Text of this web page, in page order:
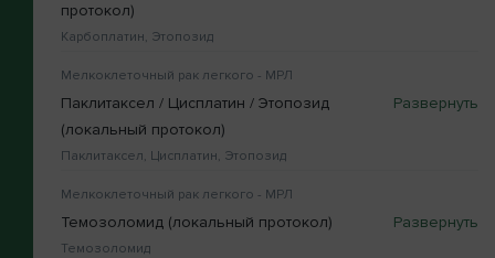
протокол)
Карбоплатин, Этопозид
Мелкоклеточный рак легкого - МРЛ
Паклитаксел / Цисплатин / Этопозид
(локальный протокол)
Паклитаксел, Цисплатин, Этопозид
Мелкоклеточный рак легкого - МРЛ
Темозоломид (локальный протокол)
Темозоломид